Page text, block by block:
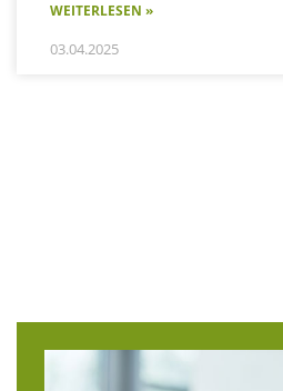
WEITERLESEN »
03.04.2025